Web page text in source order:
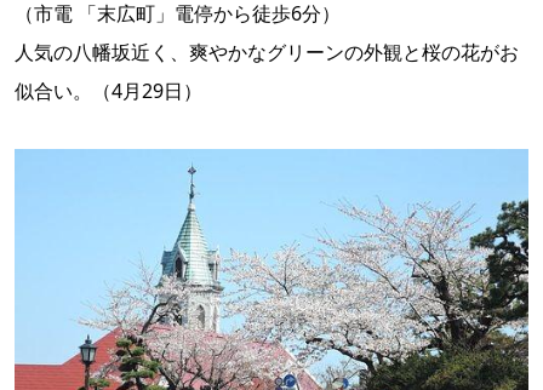
（市電 「末広町」電停から徒歩6分）
人気の八幡坂近く、爽やかなグリーンの外観と桜の花がお
似合い。（4月29日）